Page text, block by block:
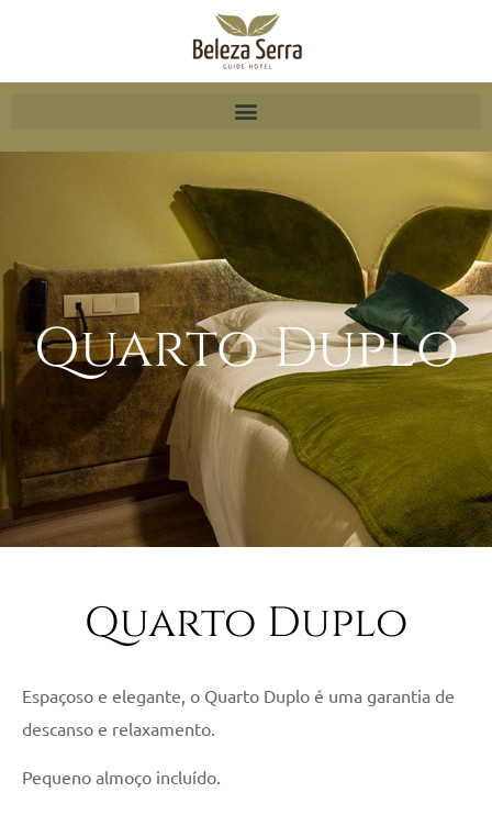
Quarto Duplo
Quarto Duplo
Espaçoso e elegante, o Quarto Duplo é uma garantia de
descanso e relaxamento.
Pequeno almoço incluído.